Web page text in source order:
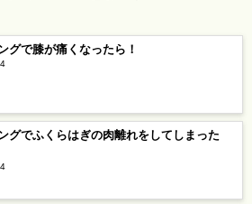
グで膝が痛くなったら！
グでふくらはぎの肉離れをしてしまった